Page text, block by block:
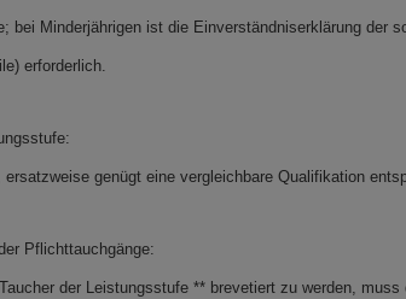
bei Minderjährigen ist die Einverständniserklärung der
erforderlich.
ersatzweise genügt eine vergleichbare Qualifikation
Pflichttauchgänge:
der Leistungsstufe ** brevetiert zu werden,